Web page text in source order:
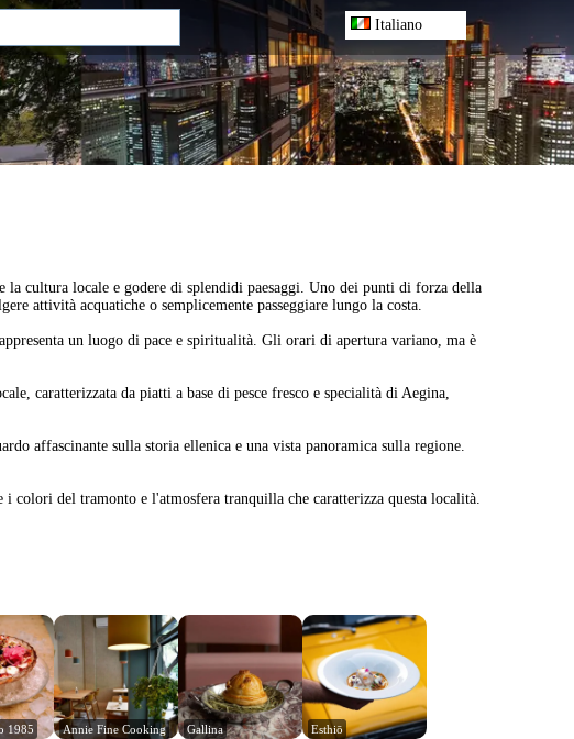
Italiano
cultura locale e godere di splendidi paesaggi. Uno dei punti di forza della
attività acquatiche o semplicemente passeggiare lungo la costa.
un luogo di pace e spiritualità. Gli orari di apertura variano, ma è
caratterizzata da piatti a base di pesce fresco e specialità di Aegina,
affascinante sulla storia ellenica e una vista panoramica sulla regione.
i colori del tramonto e l'atmosfera tranquilla che caratterizza questa località.
1985 Annie Fine Cooking Gallina Esthiō